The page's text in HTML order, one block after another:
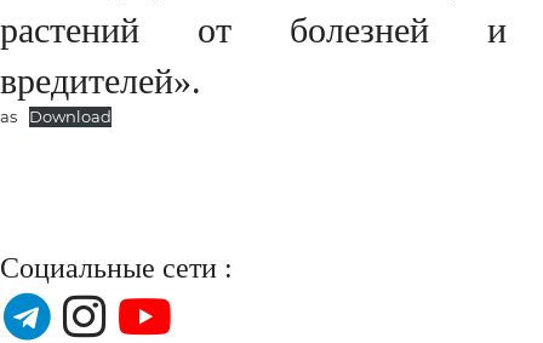
растений от болезней и
вредителей».
as Download
Социальные сети :